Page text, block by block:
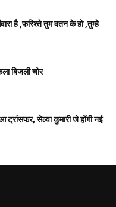
है ,फरिश्ते तुम वतन के हो ,तुम्हे
बिजली चोर
सेल्वा कुमारी जे होंगी नई